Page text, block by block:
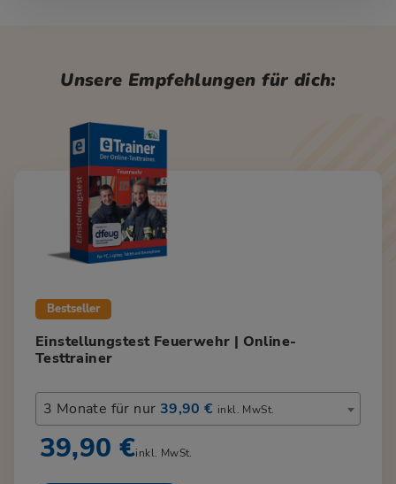
Unsere Empfehlungen für dich:
Bestseller
Einstellungstest Feuerwehr | Online-
Testtrainer
3 Monate für nur 39,90 € inkl. MwSt.
39,90 €inkl. MwSt.